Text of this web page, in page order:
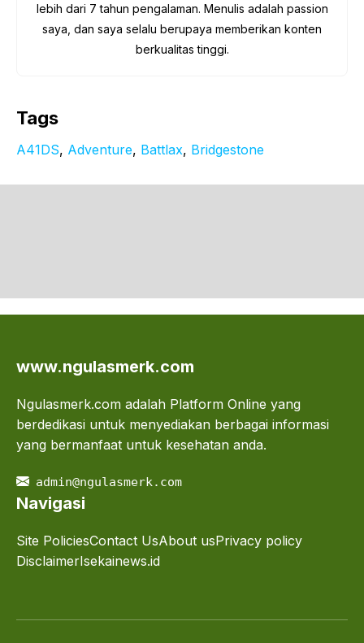
lebih dari 7 tahun pengalaman. Menulis adalah passion
saya, dan saya selalu berupaya memberikan konten
berkualitas tinggi.
Tags
A41DS, Adventure, Battlax, Bridgestone
www.ngulasmerk.com
Ngulasmerk.com adalah Platform Online yang
berdedikasi untuk menyediakan berbagai informasi
yang bermanfaat untuk kesehatan anda.
admin@ngulasmerk.com
Navigasi
Site PoliciesContact UsAbout usPrivacy policy
DisclaimerIsekainews.id